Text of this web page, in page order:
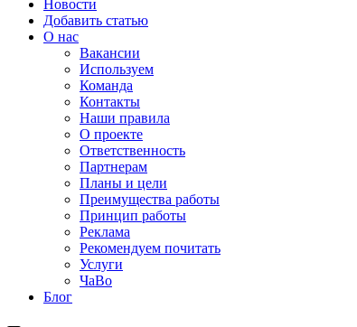
Новости
Добавить статью
О нас
Вакансии
Используем
Команда
Контакты
Наши правила
О проекте
Ответственность
Партнерам
Планы и цели
Преимущества работы
Принцип работы
Реклама
Рекомендуем почитать
Услуги
ЧаВо
Блог